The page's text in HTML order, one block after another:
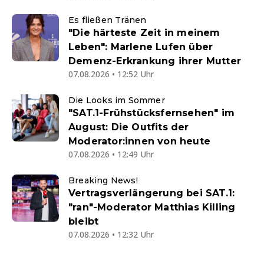
Es fließen Tränen
"Die härteste Zeit in meinem
Leben": Marlene Lufen über
Demenz-Erkrankung ihrer Mutter
07.08.2026 • 12:52 Uhr
Die Looks im Sommer
"SAT.1-Frühstücksfernsehen" im
August: Die Outfits der
Moderator:innen von heute
07.08.2026 • 12:49 Uhr
Breaking News!
Vertragsverlängerung bei SAT.1:
"ran"-Moderator Matthias Killing
bleibt
07.08.2026 • 12:32 Uhr